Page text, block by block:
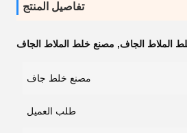
تفاصيل المنتج
الملاط الجاف, مصنع خلط الملاط الجاف
مصنع خلط جاف
طلب العميل